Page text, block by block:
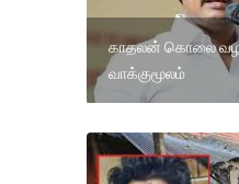
காதலன் கொலை
வாக்குமூலம்